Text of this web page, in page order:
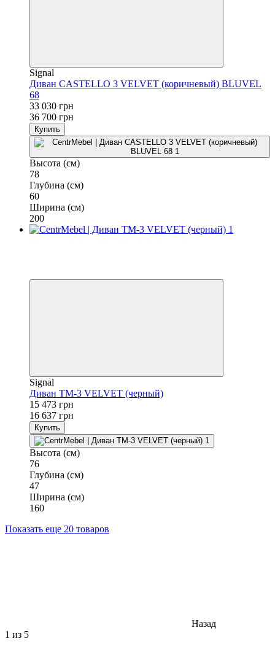
Signal
Диван CASTELLO 3 VELVET (коричневый) BLUVEL
68
33 030 грн
36 700 грн
Купить
Высота (см)
78
Глубина (см)
60
Ширина (см)
200
Signal
Диван TM-3 VELVET (черный)
15 473 грн
16 637 грн
Купить
Высота (см)
76
Глубина (см)
47
Ширина (см)
160
Показать еще 20 товаров
Назад
1 из 5